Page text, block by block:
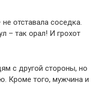
отставала соседка.
– так орал! И грохот
с другой стороны, но
Кроме того, мужчина и